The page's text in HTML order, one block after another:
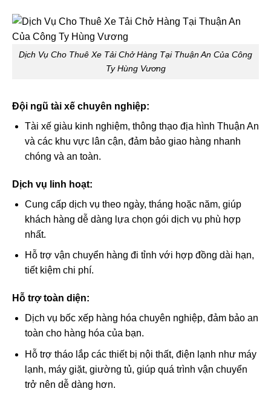
Dịch Vụ Cho Thuê Xe Tải Chở Hàng Tại Thuận An Của Công
Ty Hùng Vương
Đội ngũ tài xế chuyên nghiệp:
Tài xế giàu kinh nghiệm, thông thạo địa hình Thuận An
và các khu vực lân cận, đảm bảo giao hàng nhanh
chóng và an toàn.
Dịch vụ linh hoạt:
Cung cấp dịch vụ theo ngày, tháng hoặc năm, giúp
khách hàng dễ dàng lựa chọn gói dịch vụ phù hợp
nhất.
Hỗ trợ vận chuyển hàng đi tỉnh với hợp đồng dài hạn,
tiết kiệm chi phí.
Hỗ trợ toàn diện:
Dịch vụ bốc xếp hàng hóa chuyên nghiệp, đảm bảo an
toàn cho hàng hóa của bạn.
Hỗ trợ tháo lắp các thiết bị nội thất, điện lạnh như máy
lạnh, máy giặt, giường tủ, giúp quá trình vận chuyển
trở nên dễ dàng hơn.